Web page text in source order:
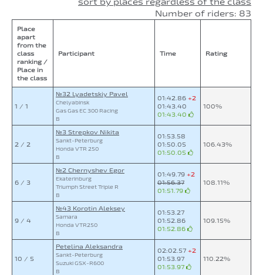
Number of riders: 83
Place
apart
from the
class
ranking /
Place in
the class
Participant Time Rating
1 / 1
№32 Lyadetskiy Pavel
Chelyabinsk
Gas Gas EC 300 Racing
B
01:42.86 +2
01:43.40
01:43.40
100%
2 / 2
№3 Strepkov Nikita
Sankt-Peterburg
Honda VTR 250
B
01:53.58
01:50.05
01:50.05
106.43%
6 / 3
№2 Chernyshev Egor
Ekaterinburg
Triumph Street Triple R
B
01:49.79 +2
01:56.37
01:51.79
108.11%
9 / 4
№43 Korotin Aleksey
Samara
Honda VTR250
B
01:53.27
01:52.86
01:52.86
109.15%
10 / 5
Petelina Aleksandra
Sankt-Peterburg
Suzuki GSX-R600
B
02:02.57 +2
01:53.97
01:53.97
110.22%